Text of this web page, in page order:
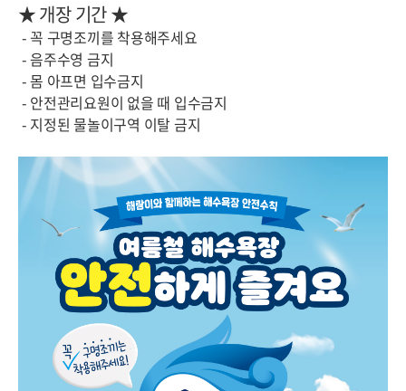
★ 개장 기간 ★
- 꼭 구명조끼를 착용해주세요
- 음주수영 금지
- 몸 아프면 입수금지
- 안전관리요원이 없을 때 입수금지
- 지정된 물놀이구역 이탈 금지